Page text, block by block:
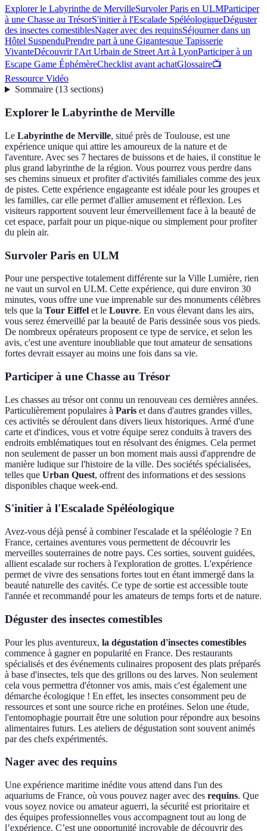
Explorer le Labyrinthe de MervilleSurvoler Paris en ULMParticiper
à une Chasse au TrésorS'initier à l'Escalade SpéléologiqueDéguster
des insectes comestiblesNager avec des requinsSéjourner dans un
Hôtel SuspenduPrendre part à une Gigantesque Tapisserie
VivanteDécouvrir l'Art Urbain de Street Art à LyonParticiper à un
Escape Game ÉphémèreChecklist avant achatGlossaire📺
Ressource Vidéo
Sommaire(13 sections)
Explorer le Labyrinthe de Merville
Le Labyrinthe de Merville, situé près de Toulouse, est une
expérience unique qui attire les amoureux de la nature et de
l'aventure. Avec ses 7 hectares de buissons et de haies, il constitue le
plus grand labyrinthe de la région. Vous pourrez vous perdre dans
ses chemins sinueux et profiter d'activités familiales comme des jeux
de pistes. Cette expérience engageante est idéale pour les groupes et
les familles, car elle permet d'allier amusement et réflexion. Les
visiteurs rapportent souvent leur émerveillement face à la beauté de
cet espace, parfait pour un pique-nique ou simplement pour profiter
du plein air.
Survoler Paris en ULM
Pour une perspective totalement différente sur la Ville Lumière, rien
ne vaut un survol en ULM. Cette expérience, qui dure environ 30
minutes, vous offre une vue imprenable sur des monuments célèbres
tels que la Tour Eiffel et le Louvre. En vous élevant dans les airs,
vous serez émerveillé par la beauté de Paris dessinée sous vos pieds.
De nombreux opérateurs proposent ce type de service, et selon les
avis, c'est une aventure inoubliable que tout amateur de sensations
fortes devrait essayer au moins une fois dans sa vie.
Participer à une Chasse au Trésor
Les chasses au trésor ont connu un renouveau ces dernières années.
Particulièrement populaires à Paris et dans d'autres grandes villes,
ces activités se déroulent dans divers lieux historiques. Armé d'une
carte et d'indices, vous et votre équipe serez conduits à travers des
endroits emblématiques tout en résolvant des énigmes. Cela permet
non seulement de passer un bon moment mais aussi d'apprendre de
manière ludique sur l'histoire de la ville. Des sociétés spécialisées,
telles que Urban Quest, offrent des informations et des sessions
disponibles chaque week-end.
S'initier à l'Escalade Spéléologique
Avez-vous déjà pensé à combiner l'escalade et la spéléologie ? En
France, certaines aventures vous permettent de découvrir les
merveilles souterraines de notre pays. Ces sorties, souvent guidées,
allient escalade sur rochers à l'exploration de grottes. L'expérience
permet de vivre des sensations fortes tout en étant immergé dans la
beauté naturelle des cavités. Ce type de sortie est accessible toute
l'année et recommandé pour les amateurs de temps forts et de nature.
Déguster des insectes comestibles
Pour les plus aventureux, la dégustation d'insectes comestibles
commence à gagner en popularité en France. Des restaurants
spécialisés et des événements culinaires proposent des plats préparés
à base d'insectes, tels que des grillons ou des larves. Non seulement
cela vous permettra d'étonner vos amis, mais c'est également une
démarche écologique ! En effet, les insectes consomment peu de
ressources et sont une source riche en protéines. Selon une étude,
l'entomophagie pourrait être une solution pour répondre aux besoins
alimentaires futurs. Les ateliers de dégustation sont souvent animés
par des chefs expérimentés.
Nager avec des requins
Une expérience maritime inédite vous attend dans l'un des
aquariums de France, où vous pouvez nager avec des requins. Que
vous soyez novice ou amateur aguerri, la sécurité est prioritaire et
des équipes professionnelles vous accompagnent tout au long de
l’expérience. C’est une opportunité incroyable de découvrir des